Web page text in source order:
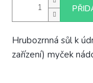
Hrubozrnná sůl k
zařízení) myček